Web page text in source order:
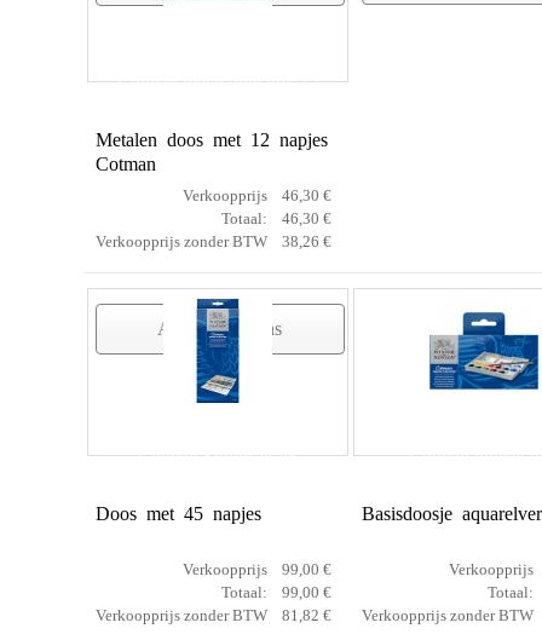
Cotman metal blue box 12
Metalen doos met 12 napjes
Cotman
Verkoopprijs
46,30 €
Totaal:
46,30 €
Verkoopprijs zonder BTW
38,26 €
Artikelgegevens
Cotman Studioset 45
Doos met 45 napjes
Verkoopprijs
99,00 €
Totaal:
99,00 €
Verkoopprijs zonder BTW
81,82 €
Cotman pocket
Basisdoosje
Verkoopprijs
Totaal:
Verkoopprijs zonder BTW